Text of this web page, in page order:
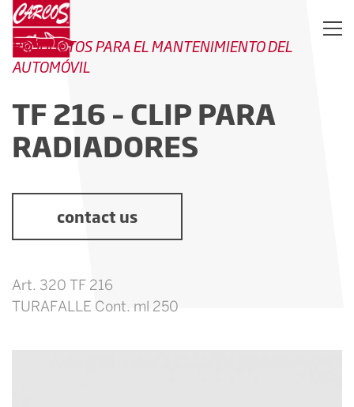
PRODUCTOS PARA EL MANTENIMIENTO DEL
AUTOMÓVIL
TF 216 – CLIP PARA
RADIADORES
contact us
Art. 320 TF 216
TURAFALLE Cont. ml 250